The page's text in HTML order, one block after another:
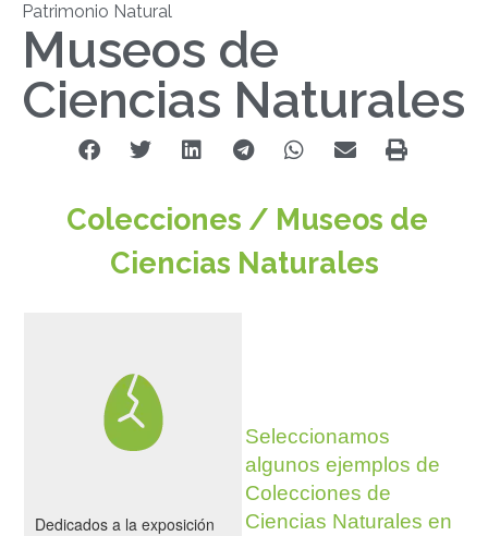
Patrimonio Natural
Museos de
Ciencias Naturales
Colecciones / Museos de
Ciencias Naturales
Dedicados a la exposición
Seleccionamos
algunos ejemplos de
Colecciones de
Ciencias Naturales en